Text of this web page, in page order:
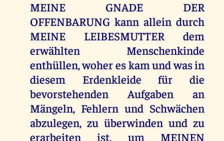
MEINE GNADE DER
OFFENBARUNG kann allein durch
MEINE LEIBESMUTTER dem
erwählten Menschenkinde
enthüllen, woher es kam und was in
diesem Erdenkleide für die
bevorstehenden Aufgaben an
Mängeln, Fehlern und Schwächen
abzulegen, zu überwinden und zu
erarbeiten ist, um MEINEN